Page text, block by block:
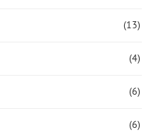
(13)
(4)
(6)
(6)